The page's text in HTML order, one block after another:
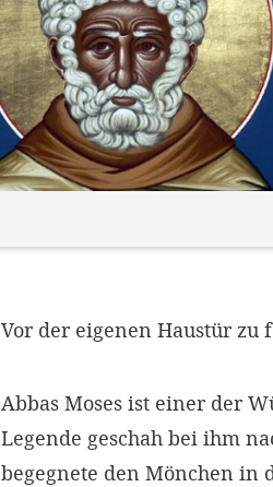
Vor der eigenen Haustür zu
Abbas Moses ist einer der
Legende geschah bei ihm
begegnete den Mönchen in